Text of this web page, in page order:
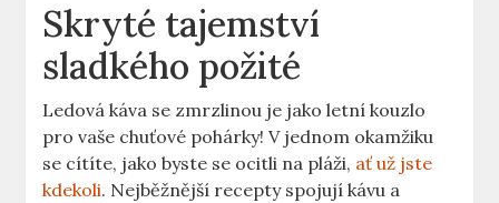
Skryté tajemství
sladkého požité
Ledová káva se zmrzlinou je jako letní kouzlo
pro vaše chuťové pohárky! V ‍jednom okamžiku
se cítíte,⁤ jako byste se ocitli na pláži, ať už jste
kdekoli. Nejběžnější recepty spojují kávu a